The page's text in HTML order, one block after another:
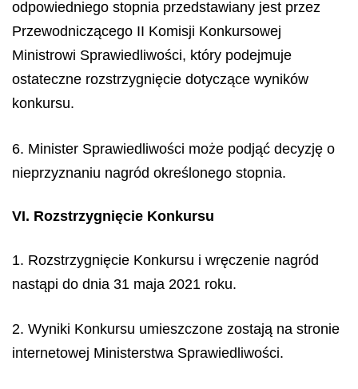
odpowiedniego stopnia przedstawiany jest przez
Przewodniczącego II Komisji Konkursowej
Ministrowi Sprawiedliwości, który podejmuje
ostateczne rozstrzygnięcie dotyczące wyników
konkursu.
6. Minister Sprawiedliwości może podjąć decyzję o
nieprzyznaniu nagród określonego stopnia.
VI. Rozstrzygnięcie Konkursu
1. Rozstrzygnięcie Konkursu i wręczenie nagród
nastąpi do dnia 31 maja 2021 roku.
2. Wyniki Konkursu umieszczone zostają na stronie
internetowej Ministerstwa Sprawiedliwości.